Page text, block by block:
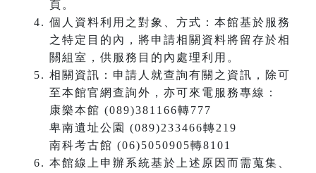
頁。
個人資料利用之對象、方式：本館基於服務
之特定目的內，將申請相關資料將留存於相
關組室，供服務目的內處理利用。
相關資訊：申請人就查詢有關之資訊，除可
至本館官網查詢外，亦可來電服務專線：
康樂本館 (089)381166轉777
卑南遺址公園 (089)233466轉219
南科考古館 (06)5050905轉8101
本館線上申辦系統基於上述原因而需蒐集、